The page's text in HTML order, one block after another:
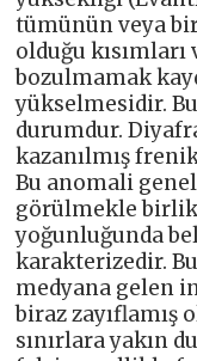
tümünün veya bir
olduğu
bozulmamak
yükselmesidir.
durumdur.
kazanılmış
Bu anomali
görülmekle
yoğunluğunda
karakterizedir.
medyana gelen
biraz zayıflamış
sınırlara yakın